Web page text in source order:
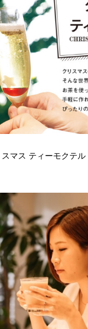
マス ティーモクテル